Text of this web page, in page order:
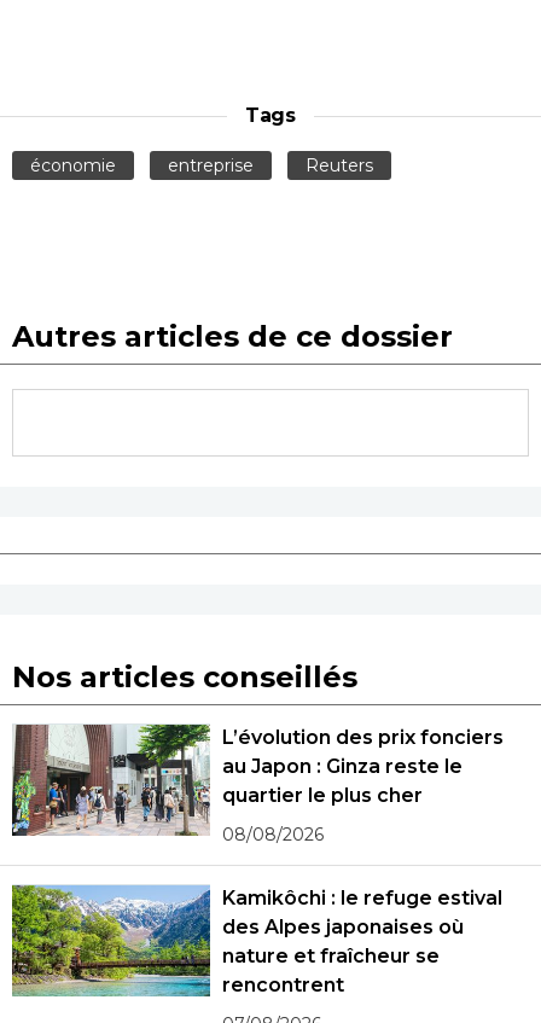
Tags
économie entreprise Reuters
Autres articles de ce dossier
Nos articles conseillés
L’évolution des prix fonciers
au Japon : Ginza reste le
quartier le plus cher
08/08/2026
Kamikôchi : le refuge estival
des Alpes japonaises où
nature et fraîcheur se
rencontrent